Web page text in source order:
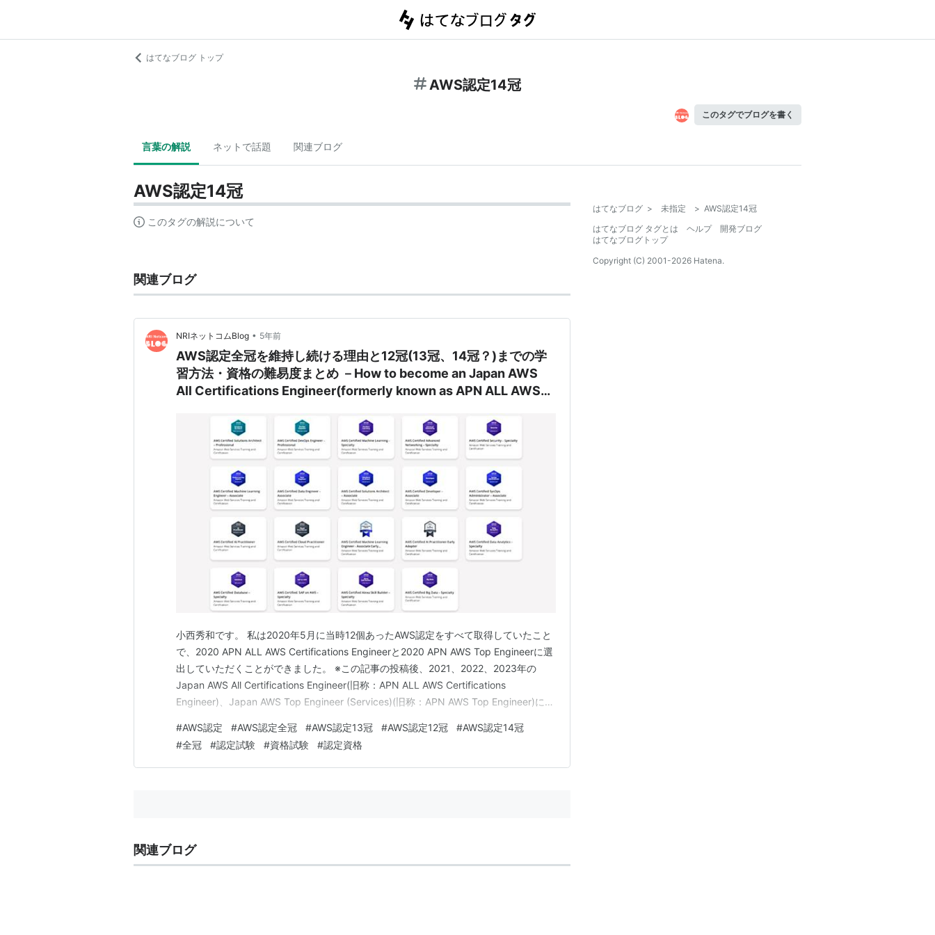
はてなブログ トップ
AWS認定14冠
このタグでブログを書く
言葉の解説 ネットで話題 関連ブログ
AWS認定14冠
このタグの解説について
関連ブログ
NRIネットコムBlog • 5年前
AWS認定全冠を維持し続ける理由と12冠(13冠、14冠？)までの学
習方法・資格の難易度まとめ －How to become an Japan AWS
All Certifications Engineer(formerly known as APN ALL AWS
小西秀和です。 私は2020年5月に当時12個あったAWS認定をすべて取得していたこと
で、2020 APN ALL AWS Certifications Engineerと2020 APN AWS Top Engineerに選
出していただくことができました。 ※この記事の投稿後、2021、2022、2023年の
Japan AWS All Certifications Engineer(旧称：APN ALL AWS Certifications
Engineer)、Japan AWS Top Engineer (Services)(旧称：APN AWS Top Engineer)にも
#AWS認定 #AWS認定全冠 #AWS認定13冠 #AWS認定12冠 #AWS認定14冠
#全冠 #認定試験 #資格試験 #認定資格
関連ブログ
はてなブログ > 未指定 > AWS認定14冠
はてなブログ タグとは
ヘルプ
開発ブログ
はてなブログトップ
Copyright (C) 2001-2026 Hatena.